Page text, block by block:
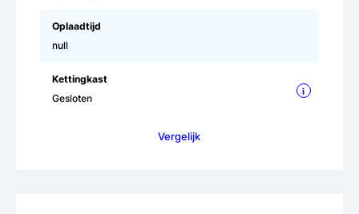
Oplaadtijd
null
Kettingkast
Gesloten
i
Vergelijk